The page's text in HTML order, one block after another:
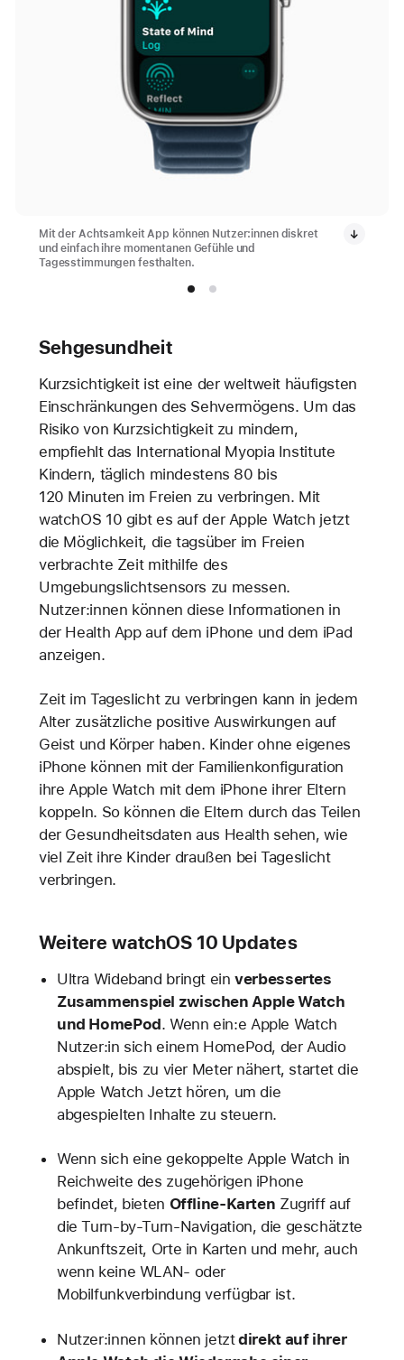
Mit der Achtsamkeit App können Nutzer:innen diskret
und einfach ihre momentanen Gefühle und
Tagesstimmungen festhalten.
Sehgesundheit
Kurzsichtigkeit ist eine der weltweit häufigsten
Einschränkungen des Sehvermögens. Um das
Risiko von Kurzsichtigkeit zu mindern,
empfiehlt das International Myopia Institute
Kindern, täglich mindestens 80 bis
120 Minuten im Freien zu verbringen. Mit
watchOS 10 gibt es auf der Apple Watch jetzt
die Möglichkeit, die tagsüber im Freien
verbrachte Zeit mithilfe des
Umgebungslichtsensors zu messen.
Nutzer:innen können diese Informationen in
der Health App auf dem iPhone und dem iPad
anzeigen.
Zeit im Tageslicht zu verbringen kann in jedem
Alter zusätzliche positive Auswirkungen auf
Geist und Körper haben. Kinder ohne eigenes
iPhone können mit der Familienkonfiguration
ihre Apple Watch mit dem iPhone ihrer Eltern
koppeln. So können die Eltern durch das Teilen
der Gesundheitsdaten aus Health sehen, wie
viel Zeit ihre Kinder draußen bei Tageslicht
verbringen.
Weitere watchOS 10 Updates
Ultra Wideband bringt einverbessertes
Zusammenspiel zwischen Apple Watch
und HomePod. Wenn ein:e Apple Watch
Nutzer:in sich einem HomePod, der Audio
abspielt, bis zu vier Meter nähert, startet die
Apple Watch Jetzt hören, um die
abgespielten Inhalte zu steuern.
Wenn sich eine gekoppelte Apple Watch in
Reichweite des zugehörigen iPhone
befindet, bieten Offline-Karten Zugriff auf
die Turn-by-Turn-Navigation, die geschätzte
Ankunftszeit, Orte in Karten und mehr, auch
wenn keine WLAN- oder
Mobilfunkverbindung verfügbar ist.
Nutzer:innen können jetztdirekt auf ihrer